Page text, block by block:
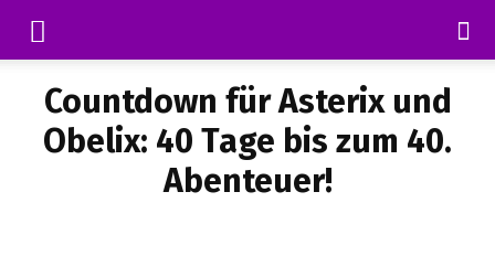
Countdown für Asterix und
Obelix: 40 Tage bis zum 40.
Abenteuer!